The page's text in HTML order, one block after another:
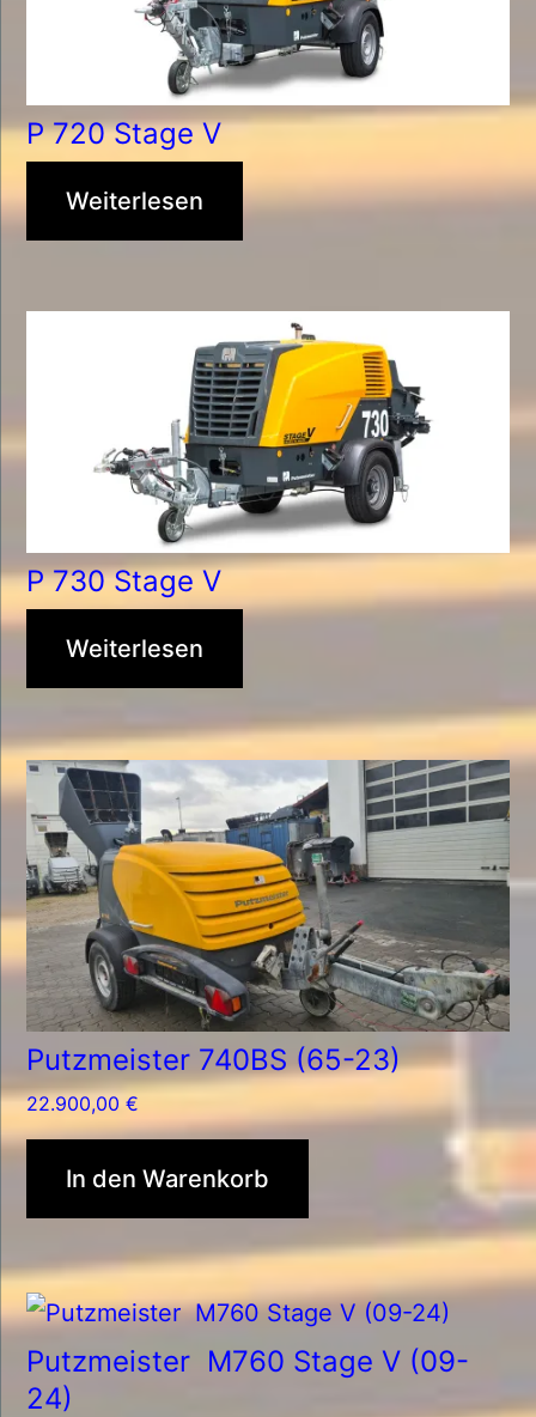
P 720 Stage V
Weiterlesen
P 730 Stage V
Weiterlesen
Putzmeister 740BS (65-23)
22.900,00€
In den Warenkorb
Putzmeister M760 Stage V (09-
24)